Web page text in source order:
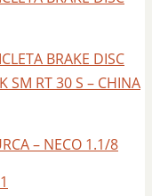
BRAKE DISC
SM RT 30 S – CHINA
– NECO 1.1/8